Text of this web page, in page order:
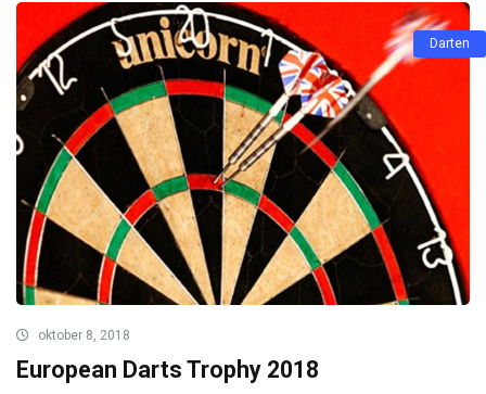
Darten
oktober 8, 2018
European Darts Trophy 2018